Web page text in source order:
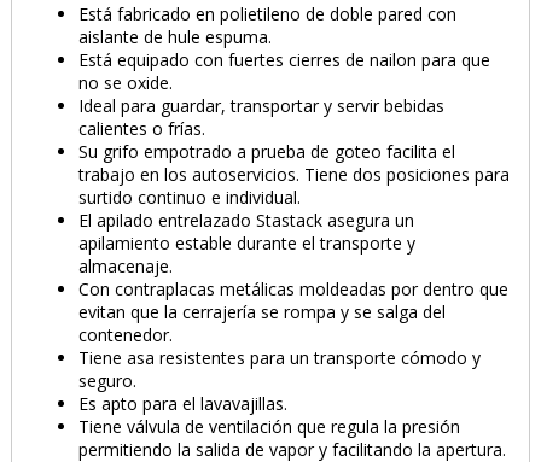
Está fabricado en polietileno de doble pared con
aislante de hule espuma.
Está equipado con fuertes cierres de nailon para que
no se oxide.
Ideal para guardar, transportar y servir bebidas
calientes o frías.
Su grifo empotrado a prueba de goteo facilita el
trabajo en los autoservicios. Tiene dos posiciones para
surtido continuo e individual.
El apilado entrelazado Stastack asegura un
apilamiento estable durante el transporte y
almacenaje.
Con contraplacas metálicas moldeadas por dentro que
evitan que la cerrajería se rompa y se salga del
contenedor.
Tiene asa resistentes para un transporte cómodo y
seguro.
Es apto para el lavavajillas.
Tiene válvula de ventilación que regula la presión
permitiendo la salida de vapor y facilitando la apertura.